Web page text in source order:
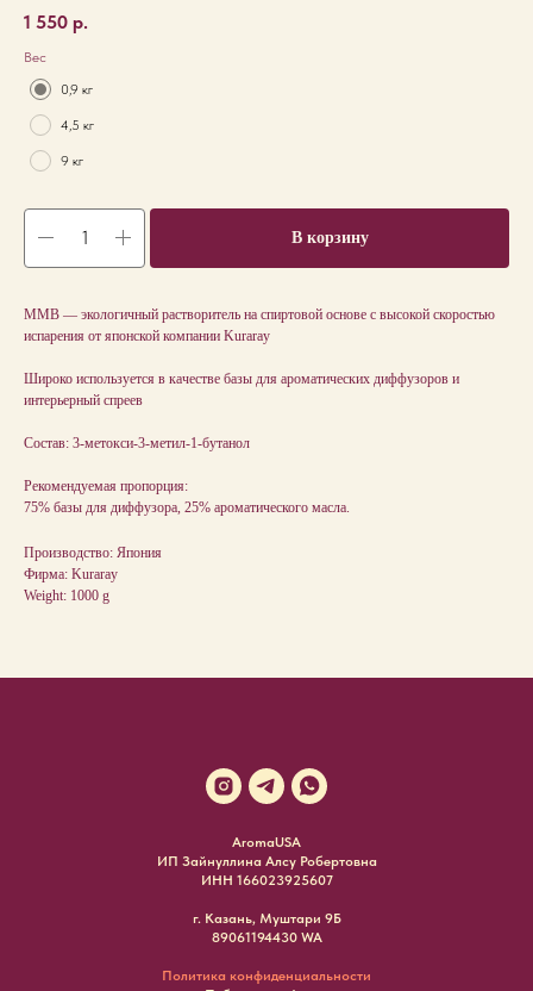
1 550 р.
Вес
0,9 кг
4,5 кг
9 кг
В корзину
MMB — экологичный растворитель на спиртовой основе с высокой скоростью
испарения от японской компании Kuraray
Широко используется в качестве базы для ароматических диффузоров и
интерьерный спреев
Состав: 3-метокси-3-метил-1-бутанол
Рекомендуемая пропорция:
75% базы для диффузора, 25% ароматического масла.
Производство: Япония
Фирма: Kuraray
Weight: 1000 g
AromaUSA
ИП Зайнуллина Алсу Робертовна
ИНН 166023925607
г. Казань, Муштари 9Б
89061194430 WA
Политика конфиденциальности